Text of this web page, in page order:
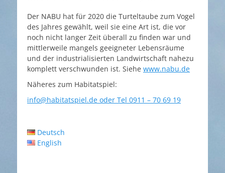
Der NABU hat für 2020 die Turteltaube zum Vogel
des Jahres gewählt, weil sie eine Art ist, die vor
noch nicht langer Zeit überall zu finden war und
mittlerweile mangels geeigneter Lebensräume
und der industrialisierten Landwirtschaft nahezu
komplett verschwunden ist. Siehe www.nabu.de
Näheres zum Habitatspiel:
info@habitatspiel.de oder Tel 0911 – 70 69 19
Deutsch
English